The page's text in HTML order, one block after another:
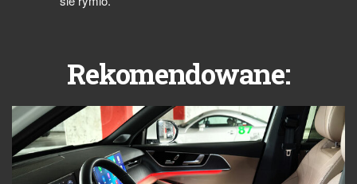
Rekomendowane: